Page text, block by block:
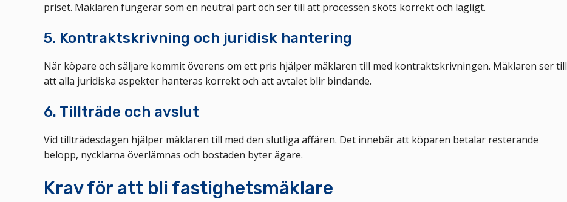
priset. Mäklaren fungerar som en neutral part och ser till att processen sköts korrekt och lagligt.
5. Kontraktskrivning och juridisk hantering
När köpare och säljare kommit överens om ett pris hjälper mäklaren till med kontraktskrivningen. Mäklaren ser till
att alla juridiska aspekter hanteras korrekt och att avtalet blir bindande.
6. Tillträde och avslut
Vid tillträdesdagen hjälper mäklaren till med den slutliga affären. Det innebär att köparen betalar resterande
belopp, nycklarna överlämnas och bostaden byter ägare.
Krav för att bli fastighetsmäklare